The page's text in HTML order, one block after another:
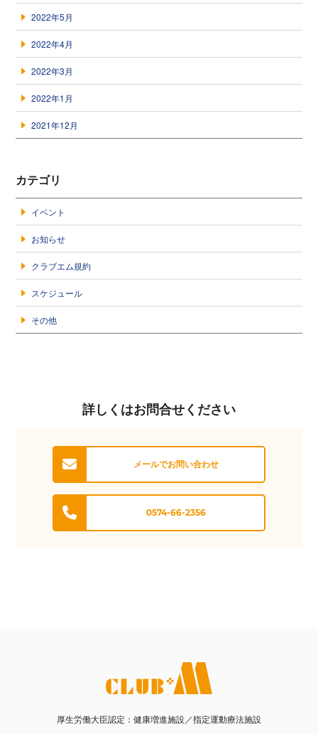
2022年5月
2022年4月
2022年3月
2022年1月
2021年12月
カテゴリ
イベント
お知らせ
クラブエム規約
スケジュール
その他
詳しくはお問合せください
メールでお問い合わせ
0574-66-2356
厚生労働大臣認定：健康増進施設／指定運動療法施設